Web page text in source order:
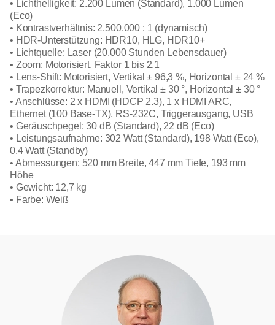
• Lichthelligkeit: 2.200 Lumen (Standard), 1.000 Lumen
(Eco)
• Kontrastverhältnis: 2.500.000 : 1 (dynamisch)
• HDR-Unterstützung: HDR10, HLG, HDR10+
• Lichtquelle: Laser (20.000 Stunden Lebensdauer)
• Zoom: Motorisiert, Faktor 1 bis 2,1
• Lens-Shift: Motorisiert, Vertikal ± 96,3 %, Horizontal ± 24 %
• Trapezkorrektur: Manuell, Vertikal ± 30 °, Horizontal ± 30 °
• Anschlüsse: 2 x HDMI (HDCP 2.3), 1 x HDMI ARC,
Ethernet (100 Base-TX), RS-232C, Triggerausgang, USB
• Geräuschpegel: 30 dB (Standard), 22 dB (Eco)
• Leistungsaufnahme: 302 Watt (Standard), 198 Watt (Eco),
0,4 Watt (Standby)
• Abmessungen: 520 mm Breite, 447 mm Tiefe, 193 mm
Höhe
• Gewicht: 12,7 kg
• Farbe: Weiß